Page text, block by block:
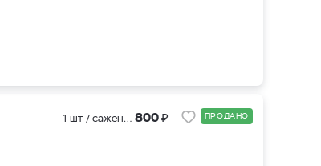
1 шт / саженцы 3х летки (ЗКС ) 800₽ ПРОДАНО